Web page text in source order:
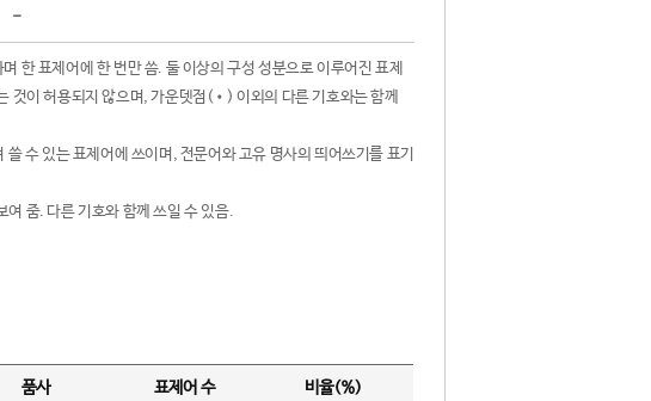
-
한 표제어에 한 번만 씀. 둘 이상의 구성 성분으로 이루어진 표제
것이 허용되지 않으며, 가운뎃점(•) 이외의 다른 기호와는 함께
수 있는 표제어에 쓰이며, 전문어와 고유 명사의 띄어쓰기를 표기
줌. 다른 기호와 함께 쓰일 수 있음.
품사 표제어 수 비율(%)